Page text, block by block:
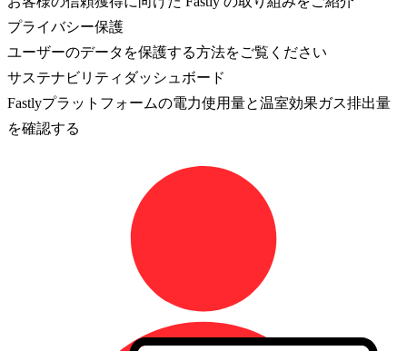
プライバシー保護
ユーザーのデータを保護する方法をご覧ください
サステナビリティダッシュボード
Fastlyプラットフォームの電力使用量と温室効果ガス排出量
を確認する